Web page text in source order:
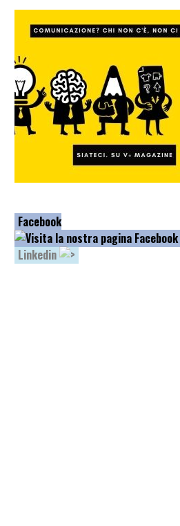
Facebook
Linkedin